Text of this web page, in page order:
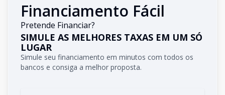
Financiamento Fácil
Pretende Financiar?
SIMULE AS MELHORES TAXAS EM UM SÓ
LUGAR
Simule seu financiamento em minutos com todos os
bancos e consiga a melhor proposta.